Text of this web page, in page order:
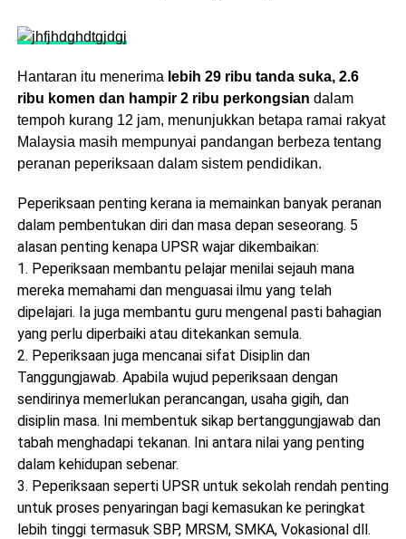
Hantaran itu menerima lebih 29 ribu tanda suka, 2.6
ribu komen dan hampir 2 ribu perkongsian dalam
tempoh kurang 12 jam, menunjukkan betapa ramai rakyat
Malaysia masih mempunyai pandangan berbeza tentang
peranan peperiksaan dalam sistem pendidikan.
Peperiksaan penting kerana ia memainkan banyak peranan
dalam pembentukan diri dan masa depan seseorang. 5
alasan penting kenapa UPSR wajar dikembaikan:
1. Peperiksaan membantu pelajar menilai sejauh mana
mereka memahami dan menguasai ilmu yang telah
dipelajari. Ia juga membantu guru mengenal pasti bahagian
yang perlu diperbaiki atau ditekankan semula.
2. Peperiksaan juga mencanai sifat Disiplin dan
Tanggungjawab. Apabila wujud peperiksaan dengan
sendirinya memerlukan perancangan, usaha gigih, dan
disiplin masa. Ini membentuk sikap bertanggungjawab dan
tabah menghadapi tekanan. Ini antara nilai yang penting
dalam kehidupan sebenar.
3. Peperiksaan seperti UPSR untuk sekolah rendah penting
untuk proses penyaringan bagi kemasukan ke peringkat
lebih tinggi termasuk SBP, MRSM, SMKA, Vokasional dll.